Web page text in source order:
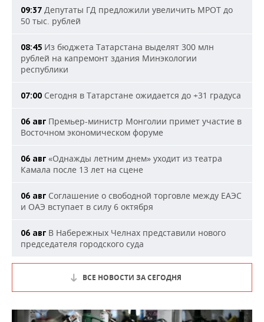
09:37 Депутаты ГД предложили увеличить МРОТ до
50 тыс. рублей
08:45 Из бюджета Татарстана выделят 300 млн
рублей на капремонт здания Минэкологии
республики
07:00 Сегодня в Татарстане ожидается до +31 градуса
06 авг Премьер-министр Монголии примет участие в
Восточном экономическом форуме
06 авг «Однажды летним днем» уходит из театра
Камала после 13 лет на сцене
06 авг Соглашение о свободной торговле между ЕАЭС
и ОАЭ вступает в силу 6 октября
06 авг В Набережных Челнах представили нового
председателя городского суда
ВСЕ НОВОСТИ ЗА СЕГОДНЯ